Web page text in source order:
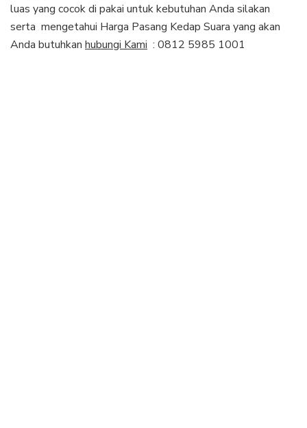
luas yang cocok di pakai untuk kebutuhan Anda silakan
serta mengetahui Harga Pasang Kedap Suara yang akan
Anda butuhkan hubungi Kami : 0812 5985 1001